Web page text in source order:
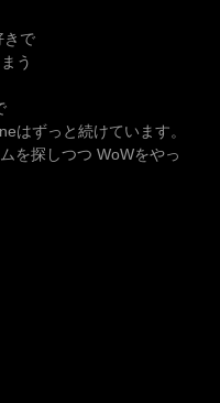
きで
う
はずっと続けています。
を探しつつ WoWをやっ